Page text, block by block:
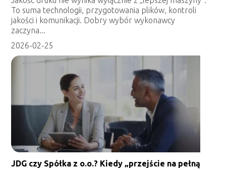
To suma technologii, przygotowania plików, kontroli
jakości i komunikacji. Dobry wybór wykonawcy
zaczyna...
2026-02-25
JDG czy Spółka z o.o.? Kiedy „przejście na pełną